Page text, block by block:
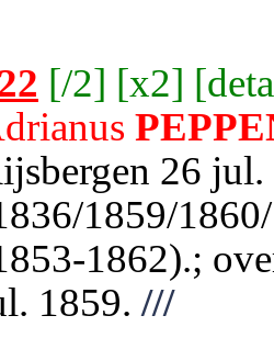
[/2] [x2] [
26 jul.
1859/
1862).;
1859. ///